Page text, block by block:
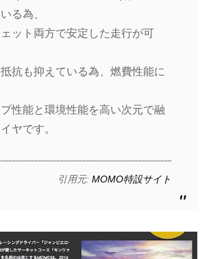
る為、
ェット両方で安定した走行が可
抗も抑えている為、燃費性能に
性能と環境性能を高い次元で融
ヤです。
引用元: MOMO特設サイト